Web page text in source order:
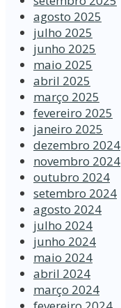
agosto 2025
julho 2025
junho 2025
maio 2025
abril 2025
março 2025
fevereiro 2025
janeiro 2025
dezembro 2024
novembro 2024
outubro 2024
setembro 2024
agosto 2024
julho 2024
junho 2024
maio 2024
abril 2024
março 2024